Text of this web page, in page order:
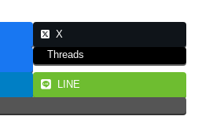
X
Threads
LINE